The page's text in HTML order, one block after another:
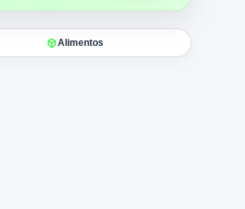
Alimentos